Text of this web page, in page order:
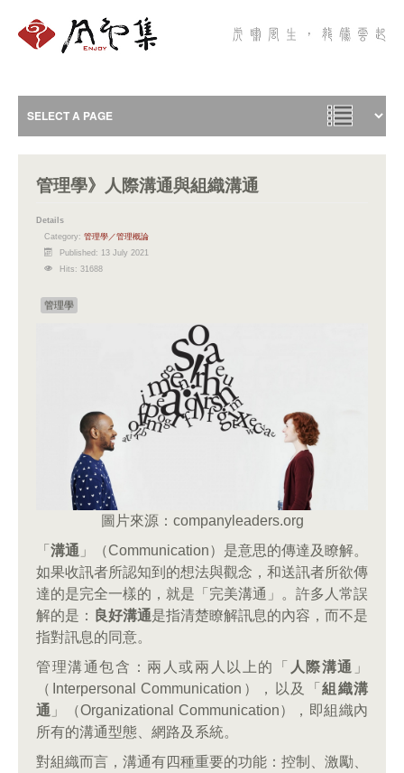
管理學》人際溝通與組織溝通
Details
Category: 管理學／管理概論
Published: 13 July 2021
Hits: 31688
管理學
圖片來源：companyleaders.org
「 溝通 」（Communication）是意思的傳達及瞭解。
如果收訊者所認知到的想法與觀念，和送訊者所欲傳
達的是完全一樣的，就是「完美溝通」。許多人常誤
解的是：
良好溝通是指清楚瞭解訊息的內容，而不是
指對訊息的同意。
管理溝通包含：兩人或兩人以上的「
人際溝通 」
（Interpersonal Communication），以及「 組織溝
通 」（Organizational Communication），即組織內
所有的溝通型態、網路及系統。
對組織而言，溝通有四種重要的功能：控制、激勵、